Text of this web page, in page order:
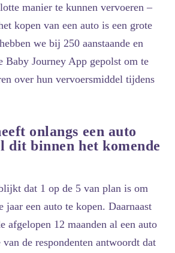
manier te kunnen vervoeren –
kopen van een auto is een grote
we bij 250 aanstaande en
Baby Journey App gepolst om te
over hun vervoersmiddel tijdens
onlangs een auto
dit binnen het komende
dat 1 op de 5 van plan is om
jaar een auto te kopen. Daarnaast
afgelopen 12 maanden al een auto
de respondenten antwoordt dat